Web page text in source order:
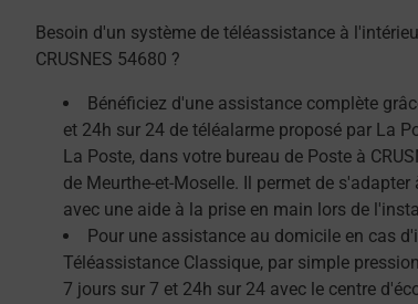
Besoin d'un système de téléassistance à
CRUSNES 54680 ?
Bénéficiez d'une assistance complète
et 24h sur 24 de téléalarme proposé par La
La Poste, dans votre bureau de Poste à
de Meurthe-et-Moselle. Il permet de
avec une aide à la prise en main lors de
Pour une assistance au domicile en cas
Téléassistance Classique, par simple
7 jours sur 7 et 24h sur 24 avec le centre